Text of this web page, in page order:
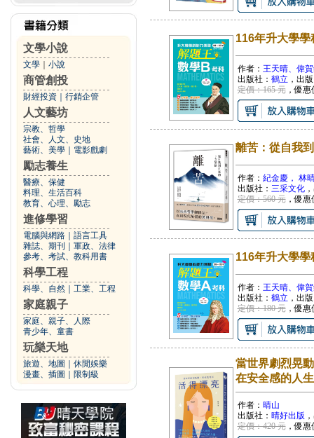
文學小說
文學 小說
商管創投
財經投資 行銷企管
人文藝坊
宗教、哲學
社會、人文、史地
藝術、美學
電影戲劇
勵志養生
醫療、保健
料理、生活百科
教育、心理、勵志
進修學習
電腦與網路
語言工具
雜誌、期刊
軍政、法律
參考、考試、教科用書
科學工程
科學、自然 工業、工程
家庭親子
家庭、親子、人際
青少年、童書
玩樂天地
旅遊、地圖
休閒娛樂
漫畫、插圖
限制級
116年升大學
作者： 王天晴、偉
出版社： 鶴立 ，出
定價：165 元，優惠
離苦：從自我
作者： 紀金慶， 林
出版社： 三采文化
定價：560 元，優惠
116年升大學
作者： 王天晴、偉
出版社： 鶴立 ，出
定價：180 元，優惠
當世界劇烈晃
在安全感的人
作者： 晴山
出版社： 晴好出版
定價：420 元，優惠